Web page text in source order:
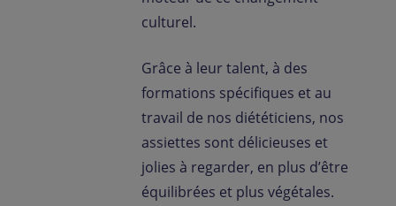
culturel.
Grâce à leur talent, à des
formations spécifiques et au
travail de nos diététiciens, nos
assiettes sont délicieuses et
jolies à regarder, en plus d’être
équilibrées et plus végétales.